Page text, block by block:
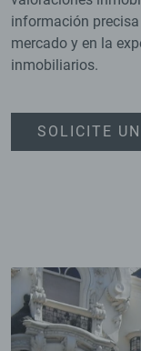
información
mercado y en la
inmobiliarios.
SOLICITE